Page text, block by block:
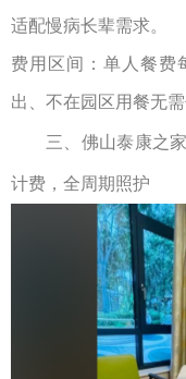
适配慢病长辈需求。
费用区间：单人餐费
出、不在园区用餐无
三、 佛山泰康之
计费，全周期照护